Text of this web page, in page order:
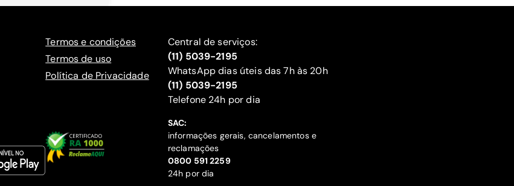
Termos e condições
Termos de uso
Política de Privacidade
Central de serviços:
(11) 5039-2195
WhatsApp dias úteis das 7h às 20h
(11) 5039-2195
‍Telefone 24h por dia
SAC:
informações gerais, cancelamentos e
reclamações
‍0800 591 2259
24h por dia